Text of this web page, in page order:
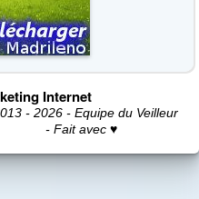
Internet
- 2026 - Equipe du Veilleur
- Fait avec ♥